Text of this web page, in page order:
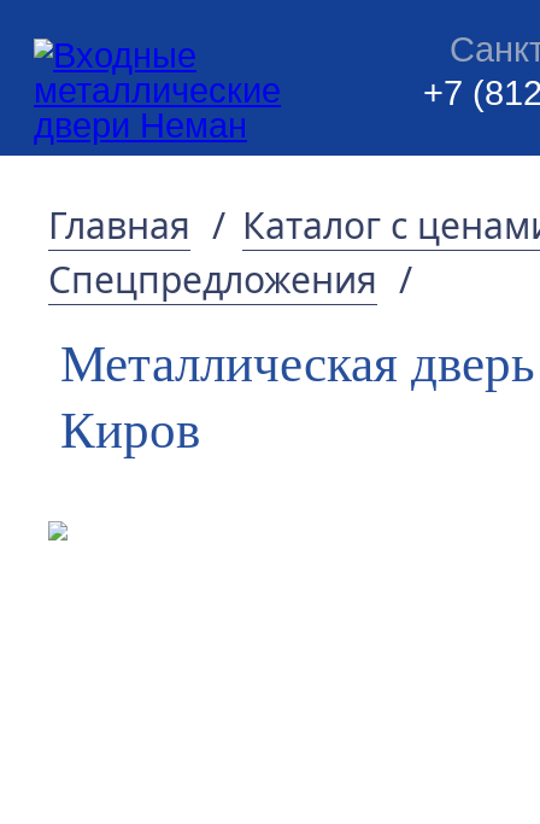
+7
Главная / Каталог с
Спецпредложения /
Металлическая
Киров